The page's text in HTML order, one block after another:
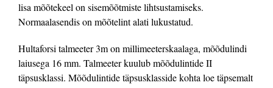
lisa mõõtekeel on sisemõõtmiste lihtsustamiseks.
Normaalasendis on mõõtelint alati lukustatud.
Hultaforsi talmeeter 3m on millimeeterskaalaga, mõõdulindi
laiusega 16 mm. Talmeeter kuulub mõõdulintide II
täpsusklassi. Mõõdulintide täpsusklasside kohta loe täpsemalt